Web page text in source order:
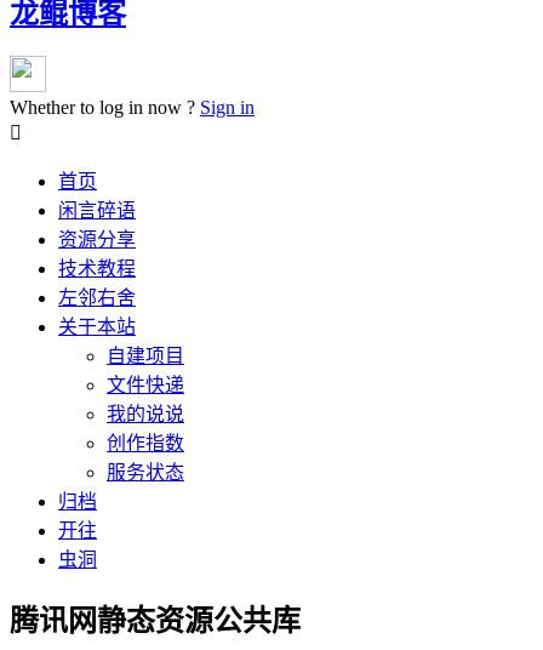
龙鲲博客
Whether to log in now ? Sign in

首页
闲言碎语
资源分享
技术教程
左邻右舍
关于本站
自建项目
文件快递
我的说说
创作指数
服务状态
归档
开往
虫洞
腾讯网静态资源公共库